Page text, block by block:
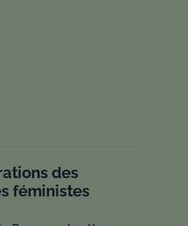
des
féministes